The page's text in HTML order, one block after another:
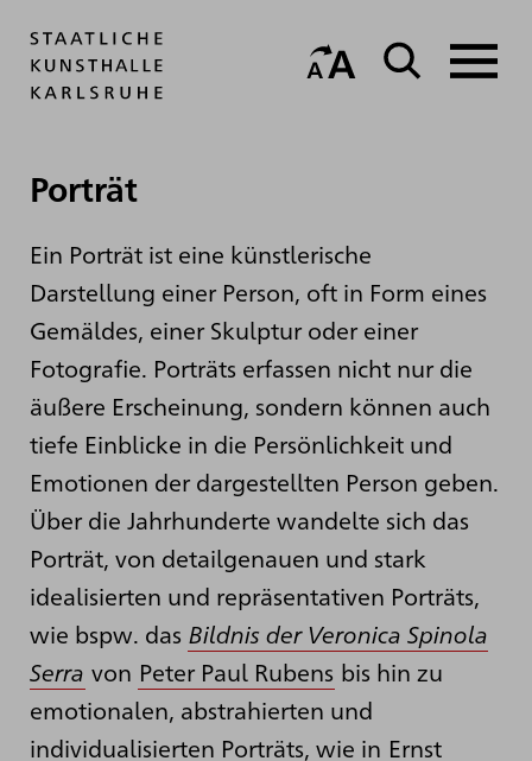
Porträt
Ein Porträt ist eine künstlerische
Darstellung einer Person, oft in Form eines
Gemäldes, einer Skulptur oder einer
Fotografie. Porträts erfassen nicht nur die
äußere Erscheinung, sondern können auch
tiefe Einblicke in die Persönlichkeit und
Emotionen der dargestellten Person geben.
Über die Jahrhunderte wandelte sich das
Porträt, von detailgenauen und stark
idealisierten und repräsentativen Porträts,
wie bspw. das Bildnis der Veronica Spinola
Serra von Peter Paul Rubens bis hin zu
emotionalen, abstrahierten und
individualisierten Porträts, wie in Ernst